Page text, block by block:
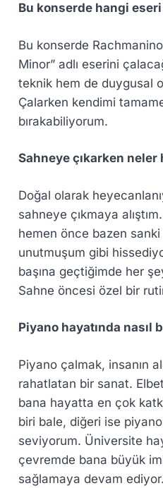
Bu konserde hangi
Bu konserde
Minor” adlı eserini
teknik hem de duygusal
Çalarken kendimi
bırakabiliyorum.
Sahneye çıkarken
Doğal olarak
sahneye çıkmaya
hemen önce bazen sanki
unutmuşum gibi
başına geçtiğimde her
Sahne öncesi özel bir
Piyano hayatında nasıl
Piyano çalmak, insanın
rahatlatan bir sanat.
bana hayatta en çok
biri bale, diğeri ise
seviyorum. Üniversite
çevremde bana büyük
sağlamaya devam ediyor.